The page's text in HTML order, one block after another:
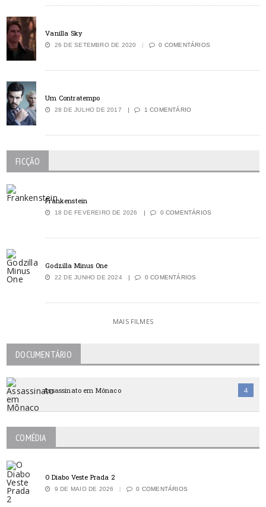
Vanilla Sky
26 DE SETEMBRO DE 2020 0 COMENTÁRIOS
Um Contratempo
28 DE JULHO DE 2017 1 COMENTÁRIO
FICÇÃO
Frankenstein
18 DE FEVEREIRO DE 2026 0 COMENTÁRIOS
Godzilla Minus One
22 DE JUNHO DE 2024 0 COMENTÁRIOS
MAIS FILMES
DOCUMENTÁRIO
Assassinato em Mônaco 4
COMÉDIA
O Diabo Veste Prada 2
9 DE MAIO DE 2026 0 COMENTÁRIOS